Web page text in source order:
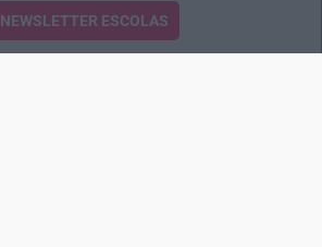
NEWSLETTER ESCOLAS